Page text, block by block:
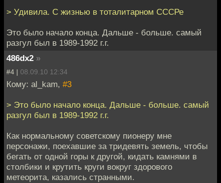
> Удивила. С жизнью в тоталитарном СССРе
Это было начало конца. Дальше - больше. самый
разгул был в 1989-1992 г.г.
486dx2 »
#4 | 08.09.10 12:34
Кому: al_kam, #3
> Это было начало конца. Дальше - больше. самый
разгул был в 1989-1992 г.г.
Как нормальному советскому пионеру мне
персонажи, поехавшие за тридевять земель, чтобы
бегать от одной горы к другой, кидать камнями в
столбики и крутить круги вокруг здорового
метеорита, казались странными.